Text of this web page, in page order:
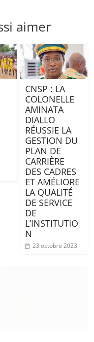
aimer
CNSP : LA
COLONELLE
AMINATA
DIALLO
RÉUSSIE LA
GESTION DU
PLAN DE
CARRIÈRE
DES CADRES
ET AMÉLIORE
LA QUALITÉ
DE SERVICE
DE
L’INSTITUTIO
N
23 octobre 2023